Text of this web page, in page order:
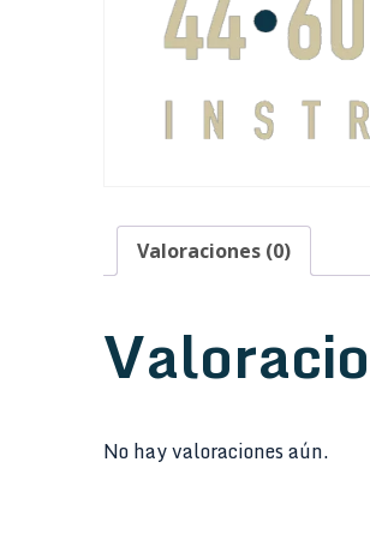
Valoraciones (0)
No hay valoraciones aún.